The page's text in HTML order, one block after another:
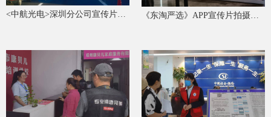
<中航光电>深圳分公司宣传片拍摄花絮 《东淘严选》APP宣传片拍摄花絮